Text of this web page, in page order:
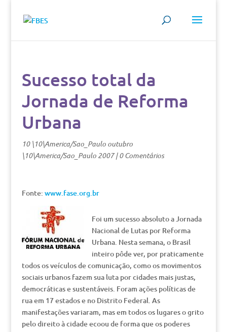
Sucesso total da
Jornada de Reforma
Urbana
10 \10\America/Sao_Paulo outubro
\10\America/Sao_Paulo 2007|0 Comentários
Fonte: www.fase.org.br
Foi um sucesso absoluto a Jornada
Nacional de Lutas por Reforma
Urbana. Nesta semana, o Brasil
inteiro pôde ver, por praticamente
todos os veículos de comunicação, como os movimentos
sociais urbanos fazem sua luta por cidades mais justas,
democráticas e sustentáveis. Foram ações políticas de
rua em 17 estados e no Distrito Federal. As
manifestações variaram, mas em todos os lugares o grito
pelo direito à cidade ecoou de forma que os poderes